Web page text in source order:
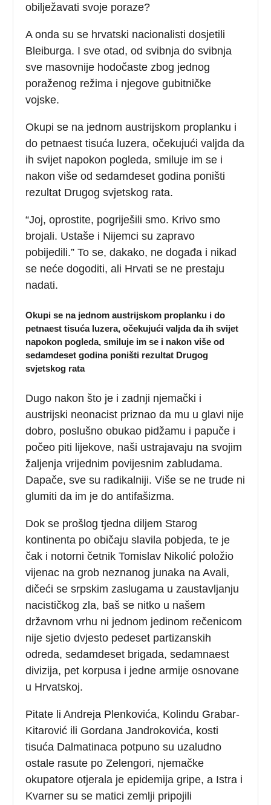
obilježavati svoje poraze?
A onda su se hrvatski nacionalisti dosjetili
Bleiburga. I sve otad, od svibnja do svibnja
sve masovnije hodočaste zbog jednog
poraženog režima i njegove gubitničke
vojske.
Okupi se na jednom austrijskom proplanku i
do petnaest tisuća luzera, očekujući valjda da
ih svijet napokon pogleda, smiluje im se i
nakon više od sedamdeset godina poništi
rezultat Drugog svjetskog rata.
“Joj, oprostite, pogriješili smo. Krivo smo
brojali. Ustaše i Nijemci su zapravo
pobijedili.” To se, dakako, ne događa i nikad
se neće dogoditi, ali Hrvati se ne prestaju
nadati.
Okupi se na jednom austrijskom proplanku i do
petnaest tisuća luzera, očekujući valjda da ih svijet
napokon pogleda, smiluje im se i nakon više od
sedamdeset godina poništi rezultat Drugog
svjetskog rata
Dugo nakon što je i zadnji njemački i
austrijski neonacist priznao da mu u glavi nije
dobro, poslušno obukao pidžamu i papuče i
počeo piti lijekove, naši ustrajavaju na svojim
žaljenja vrijednim povijesnim zabludama.
Dapače, sve su radikalniji. Više se ne trude ni
glumiti da im je do antifašizma.
Dok se prošlog tjedna diljem Starog
kontinenta po običaju slavila pobjeda, te je
čak i notorni četnik Tomislav Nikolić položio
vijenac na grob neznanog junaka na Avali,
dičeći se srpskim zaslugama u zaustavljanju
nacističkog zla, baš se nitko u našem
državnom vrhu ni jednom jedinom rečenicom
nije sjetio dvjesto pedeset partizanskih
odreda, sedamdeset brigada, sedamnaest
divizija, pet korpusa i jedne armije osnovane
u Hrvatskoj.
Pitate li Andreja Plenkovića, Kolindu Grabar-
Kitarović ili Gordana Jandrokovića, kosti
tisuća Dalmatinaca potpuno su uzaludno
ostale rasute po Zelengori, njemačke
okupatore otjerala je epidemija gripe, a Istra i
Kvarner su se matici zemlji pripojili